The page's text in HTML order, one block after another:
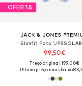
OFERTA
JACK & JONES
Slimfit Fato
99,50€
Preço original: 199,00€
Último preço mais baixo: